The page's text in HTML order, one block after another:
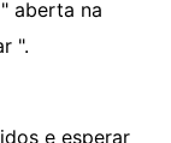
aberta na
".
e esperar